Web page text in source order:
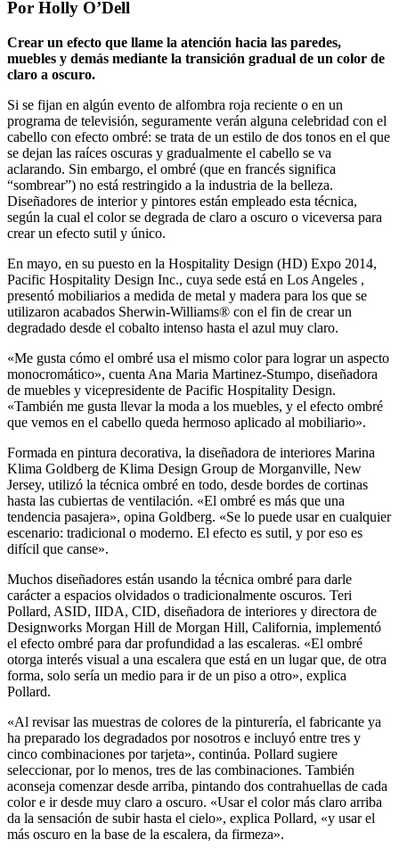
Por Holly O’Dell
Crear un efecto que llame la atención hacia las paredes,
muebles y demás mediante la transición gradual de un color de
claro a oscuro.
Si se fijan en algún evento de alfombra roja reciente o en un
programa de televisión, seguramente verán alguna celebridad con el
cabello con efecto ombré: se trata de un estilo de dos tonos en el que
se dejan las raíces oscuras y gradualmente el cabello se va
aclarando. Sin embargo, el ombré (que en francés significa
“sombrear”) no está restringido a la industria de la belleza.
Diseñadores de interior y pintores están empleado esta técnica,
según la cual el color se degrada de claro a oscuro o viceversa para
crear un efecto sutil y único.
En mayo, en su puesto en la Hospitality Design (HD) Expo 2014,
Pacific Hospitality Design Inc., cuya sede está en Los Angeles ,
presentó mobiliarios a medida de metal y madera para los que se
utilizaron acabados Sherwin-Williams® con el fin de crear un
degradado desde el cobalto intenso hasta el azul muy claro.
«Me gusta cómo el ombré usa el mismo color para lograr un aspecto
monocromático», cuenta Ana Maria Martinez-Stumpo, diseñadora
de muebles y vicepresidente de Pacific Hospitality Design.
«También me gusta llevar la moda a los muebles, y el efecto ombré
que vemos en el cabello queda hermoso aplicado al mobiliario».
Formada en pintura decorativa, la diseñadora de interiores Marina
Klima Goldberg de Klima Design Group de Morganville, New
Jersey, utilizó la técnica ombré en todo, desde bordes de cortinas
hasta las cubiertas de ventilación. «El ombré es más que una
tendencia pasajera», opina Goldberg. «Se lo puede usar en cualquier
escenario: tradicional o moderno. El efecto es sutil, y por eso es
difícil que canse».
Muchos diseñadores están usando la técnica ombré para darle
carácter a espacios olvidados o tradicionalmente oscuros. Teri
Pollard, ASID, IIDA, CID, diseñadora de interiores y directora de
Designworks Morgan Hill de Morgan Hill, California, implementó
el efecto ombré para dar profundidad a las escaleras. «El ombré
otorga interés visual a una escalera que está en un lugar que, de otra
forma, solo sería un medio para ir de un piso a otro», explica
Pollard.
«Al revisar las muestras de colores de la pinturería, el fabricante ya
ha preparado los degradados por nosotros e incluyó entre tres y
cinco combinaciones por tarjeta», continúa. Pollard sugiere
seleccionar, por lo menos, tres de las combinaciones. También
aconseja comenzar desde arriba, pintando dos contrahuellas de cada
color e ir desde muy claro a oscuro. «Usar el color más claro arriba
da la sensación de subir hasta el cielo», explica Pollard, «y usar el
más oscuro en la base de la escalera, da firmeza».